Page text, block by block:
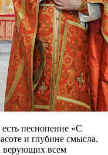
песнопение «С
и глубине смысла.
верующих всем